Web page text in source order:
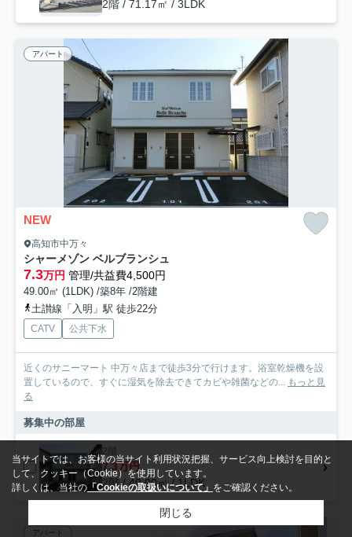
2階 / 71.17㎡ / 3LDK
アパート
NEW
高知市中万々
シャーメゾン ベルブランシュ
7.3万円 管理/共益費4,500円
49.00㎡ (1LDK) /築8年 /2階建
土讃線「入明」駅 徒歩22分
CATV 公共下水
近くのサニーマート 中万々店まで徒歩3分で行けます。浴室乾燥機を設
置しているので、すぐに湿気を除去できてカビや雑菌などの...
もっと見
る
募集中の部屋
2階
7.3万円
2階 / 49.00㎡ / 1LDK
アパート
当サイトでは、お客様の当サイト利用状況把握、サービス向上検討を目的と
して、クッキー（Cookie）を使用しています。
詳しくは、当社の 「Cookieの取扱いについて」 をご確認ください。
閉じる